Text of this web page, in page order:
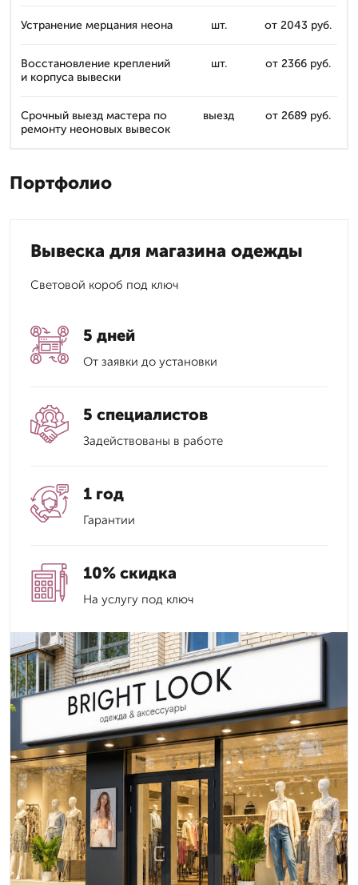
Устранение мерцания неона шт. от 2043 руб.
Восстановление креплений
и корпуса вывески
шт. от 2366 руб.
Срочный выезд мастера по
ремонту неоновых вывесок
выезд от 2689 руб.
Портфолио
Вывеска для магазина одежды
Световой короб под ключ
5 дней
От заявки до установки
5 специалистов
Задействованы в работе
1 год
Гарантии
10% скидка
На услугу под ключ